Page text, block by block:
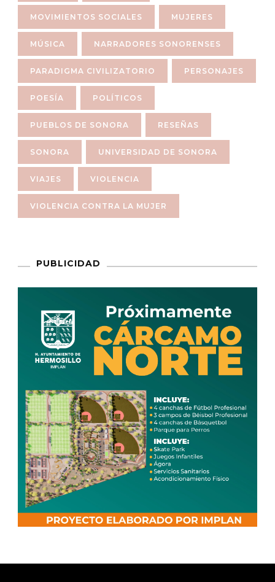
MOVIMIENTOS SOCIALES MUJERES
MÚSICA NARRADORES SONORENSES
PARADIGMA CIVILIZATORIO PERSONAJES
POESÍA POLÍTICOS
PUEBLOS DE SONORA RESEÑAS
SONORA UNIVERSIDAD DE SONORA
VIAJES VIOLENCIA
VIOLENCIA CONTRA LA MUJER
PUBLICIDAD